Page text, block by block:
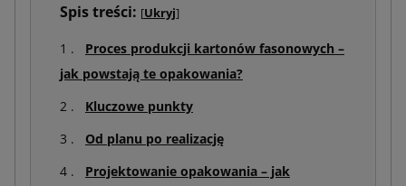
Spis treści: [Ukryj]
Proces produkcji kartonów fasonowych –
jak powstają te opakowania?
Kluczowe punkty
Od planu po realizację
Projektowanie opakowania – jak